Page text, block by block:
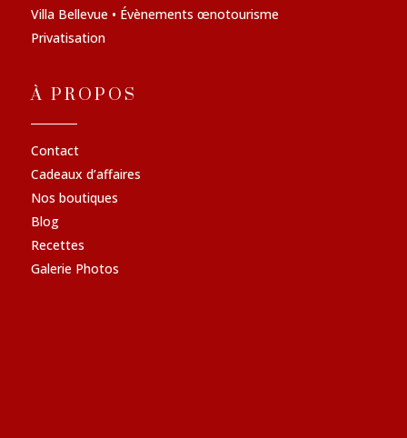
Villa Bellevue • Évènements œnotourisme
Privatisation
À PROPOS
Contact
Cadeaux d’affaires
Nos boutiques
Blog
Recettes
Galerie Photos